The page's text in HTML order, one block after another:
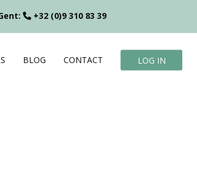
+32 (0)9 310 83 39
BLOG CONTACT LOG IN